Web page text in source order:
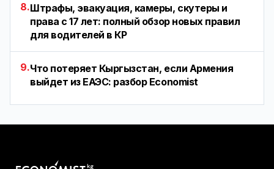
8.Штрафы, эвакуация, камеры, скутеры и
права с 17 лет: полный обзор новых правил
для водителей в КР
9.Что потеряет Кыргызстан, если Армения
выйдет из ЕАЭС: разбор Economist